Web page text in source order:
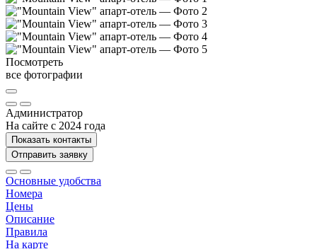
Посмотреть
все фотографии
Администратор
На сайте с 2024 года
Показать контакты
Отправить заявку
Основные удобства
Номера
Цены
Описание
Правила
На карте